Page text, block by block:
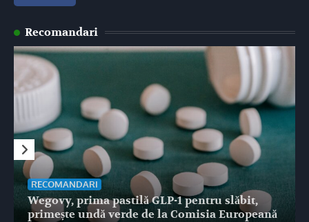
Recomandari
RECOMANDARI
Wegovy, prima pastilă GLP-1 pentru slăbit,
primește undă verde de la Comisia Europeană